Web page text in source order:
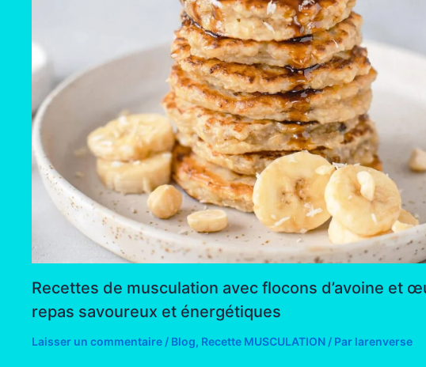
Recettes de musculation avec flocons d’avoine et
repas savoureux et énergétiques
Laisser un commentaire / Blog, Recette MUSCULATION / Par larenverse